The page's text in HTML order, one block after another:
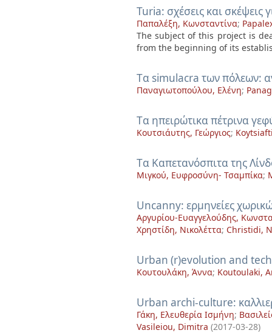
Turia: σχέσεις και σκέψεις
Παπαλέξη, Κωνσταντίνα;
The subject of this project is
from the beginning of its
Tα simulacra των πόλεων:
Παναγιωτοπούλου, Ελένη;
Tα ηπειρώτικα πέτρινα
Κουτσιάυτης, Γεώργιος;
Tα Καπετανόσπιτα της
Μιγκού, Ευφροσύνη- Τσαμπίκα;
Uncanny: ερμηνείες
Αργυρίου-Ευαγγελούδης,
Χρηστίδη, Νικολέττα; Christidi,
Urban (r)evolution and tech
Κουτουλάκη, Άννα; Koutoulaki,
Urban archi-culture:
Γάκη, Ελευθερία Ισμήνη;
Vasileiou, Dimitra (2017-03-28)